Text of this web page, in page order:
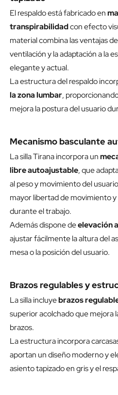
El respaldo está fabricado en
transpirabilidadcon efecto
material combina las ventajas
ventilación y la adaptación a la
elegante y actual.
La estructura del respaldo
la zona lumbar,
mejora la postura del usuario
Mecanismo basculante
La silla Tirana incorpora un
libre autoajustable, que
al peso y movimiento del
mayor libertad de movimiento
durante el trabajo.
Además dispone deelevación
ajustar fácilmente la altura del
mesa o la posición del usuario.
Brazos regulables y
La silla incluyebrazos
superior acolchado que mejora
brazos.
La estructura incorpora
aportan un diseño moderno y
asiento tapizado en gris y el